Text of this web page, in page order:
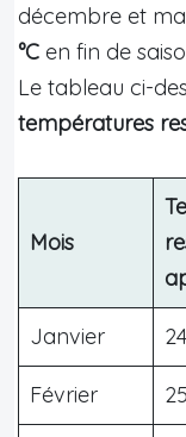
décembre et
°C en fin de
Le tableau ci-
températures
Mois
Janvier
Février